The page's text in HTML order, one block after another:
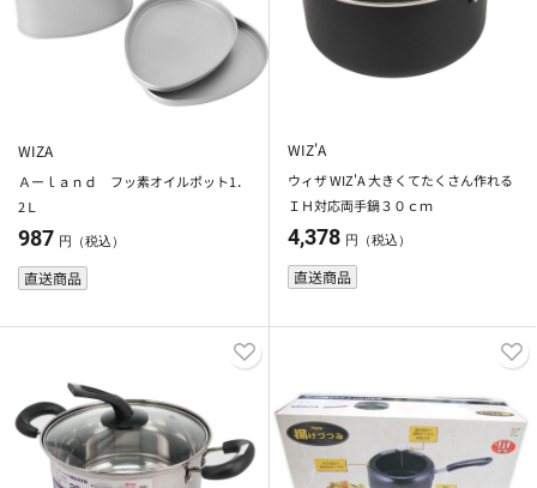
WIZA
Ａーｌａｎｄ フッ素オイルポット1．
2Ｌ
987 円（税込）
直送商品
WIZ'A
ウィザ WIZ'A 大きくてたくさん作れる
ＩＨ対応両手鍋３０ｃｍ
4,378 円（税込）
直送商品